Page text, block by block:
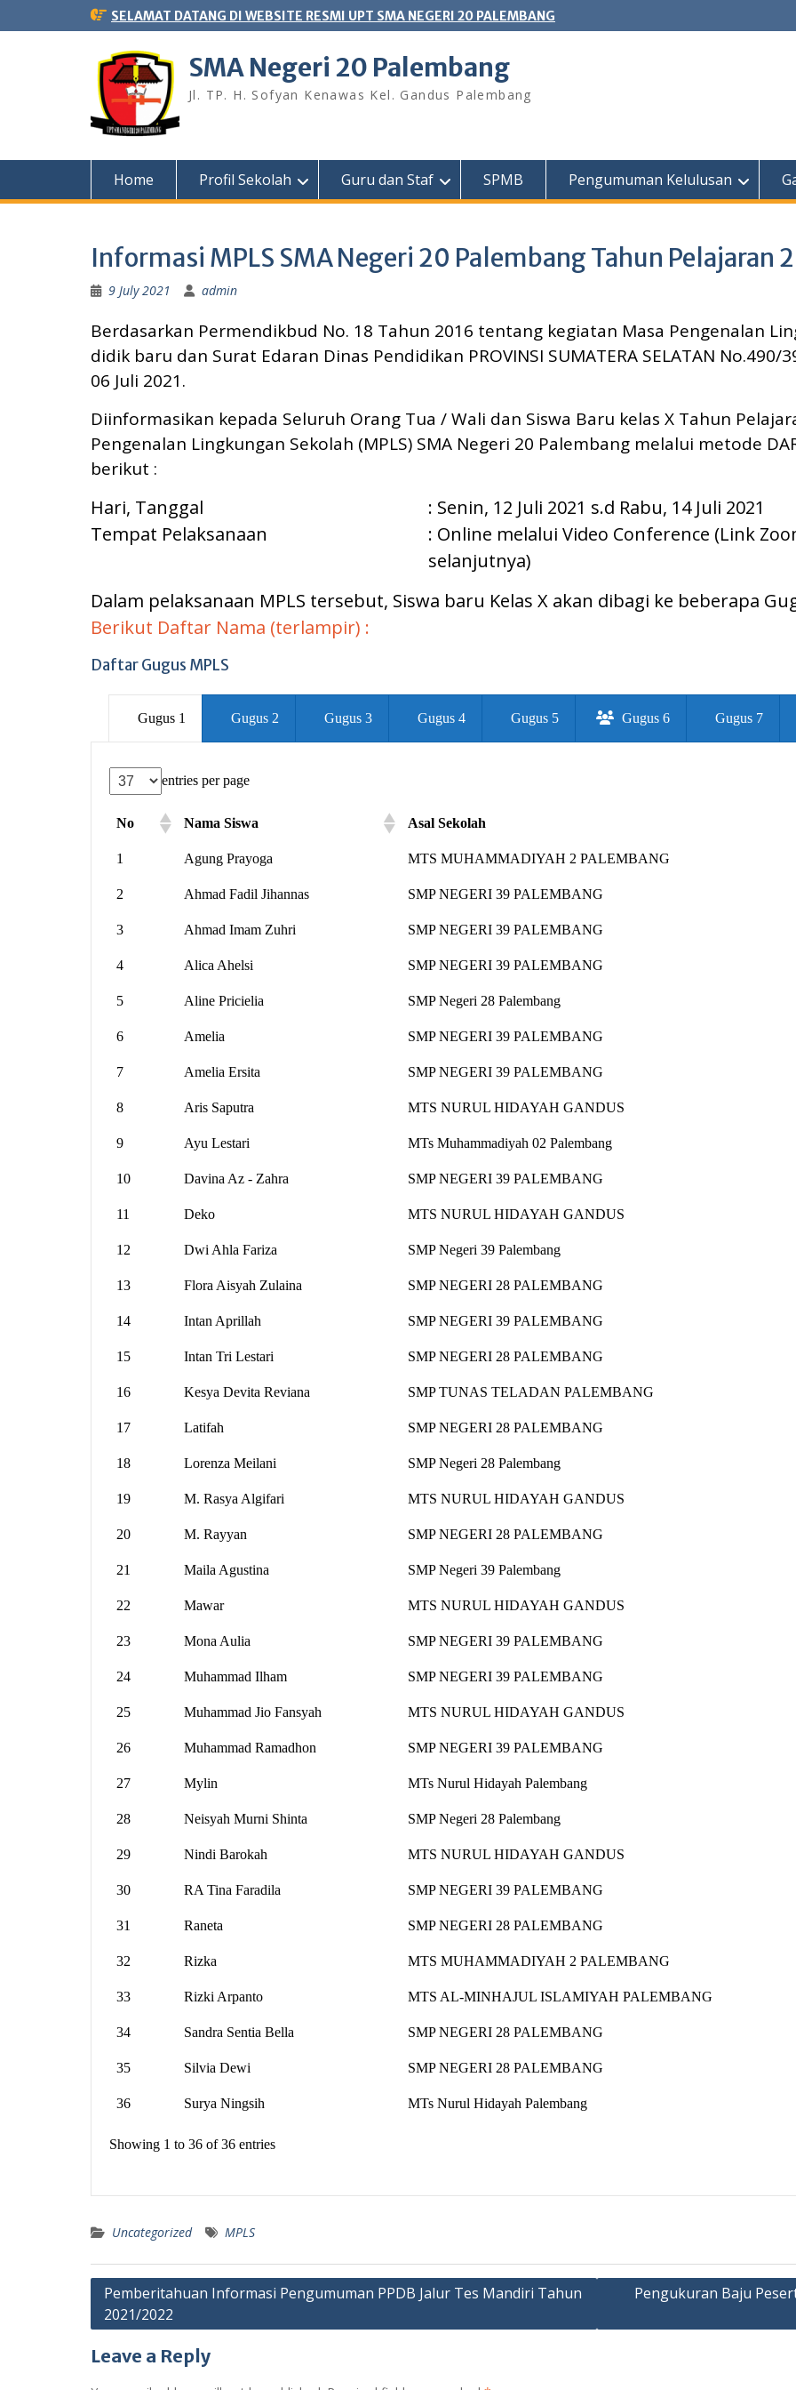
to
SELAMAT DATANG DI WEBSITE RESMI UPT SMA NEGERI 20 PALEMBANG
SMA Negeri 20 Palembang
Jl. TP. H. Sofyan Kenawas Kel. Gandus Palembang
Home Profil Sekolah Guru dan Staf SPMB Pengumuman Kelulusan
Informasi MPLS SMA Negeri 20 Palembang Tahun Pelajaran
9 July 2021 admin
Berdasarkan Permendikbud No. 18 Tahun 2016 tentang kegiatan Masa Pengenalan
didik baru dan Surat Edaran Dinas Pendidikan PROVINSI SUMATERA SELATAN
06 Juli 2021.
Diinformasikan kepada Seluruh Orang Tua / Wali dan Siswa Baru kelas X Tahun
Pengenalan Lingkungan Sekolah (MPLS) SMA Negeri 20 Palembang melalui metode
berikut :
Hari, Tanggal
Tempat Pelaksanaan
: Senin, 12 Juli 2021 s.d Rabu, 14 Juli 2021
: Online melalui Video Conference (Link
selanjutnya)
Dalam pelaksanaan MPLS tersebut, Siswa baru Kelas X akan dibagi ke beberapa
Berikut Daftar Nama (terlampir) :
Daftar Gugus MPLS
Gugus 1 Gugus 2 Gugus 3 Gugus 4 Gugus 5 Gugus 6 Gugus 7
entries per page
No Nama Siswa Asal Sekolah
1 Agung Prayoga MTS MUHAMMADIYAH 2 PALEMBANG
2 Ahmad Fadil Jihannas SMP NEGERI 39 PALEMBANG
3 Ahmad Imam Zuhri SMP NEGERI 39 PALEMBANG
4 Alica Ahelsi SMP NEGERI 39 PALEMBANG
5 Aline Pricielia SMP Negeri 28 Palembang
6 Amelia SMP NEGERI 39 PALEMBANG
7 Amelia Ersita SMP NEGERI 39 PALEMBANG
8 Aris Saputra MTS NURUL HIDAYAH GANDUS
9 Ayu Lestari MTs Muhammadiyah 02 Palembang
10 Davina Az - Zahra SMP NEGERI 39 PALEMBANG
11 Deko MTS NURUL HIDAYAH GANDUS
12 Dwi Ahla Fariza SMP Negeri 39 Palembang
13 Flora Aisyah Zulaina SMP NEGERI 28 PALEMBANG
14 Intan Aprillah SMP NEGERI 39 PALEMBANG
15 Intan Tri Lestari SMP NEGERI 28 PALEMBANG
16 Kesya Devita Reviana SMP TUNAS TELADAN PALEMBANG
17 Latifah SMP NEGERI 28 PALEMBANG
18 Lorenza Meilani SMP Negeri 28 Palembang
19 M. Rasya Algifari MTS NURUL HIDAYAH GANDUS
20 M. Rayyan SMP NEGERI 28 PALEMBANG
21 Maila Agustina SMP Negeri 39 Palembang
22 Mawar MTS NURUL HIDAYAH GANDUS
23 Mona Aulia SMP NEGERI 39 PALEMBANG
24 Muhammad Ilham SMP NEGERI 39 PALEMBANG
25 Muhammad Jio Fansyah MTS NURUL HIDAYAH GANDUS
26 Muhammad Ramadhon SMP NEGERI 39 PALEMBANG
27 Mylin MTs Nurul Hidayah Palembang
28 Neisyah Murni Shinta SMP Negeri 28 Palembang
29 Nindi Barokah MTS NURUL HIDAYAH GANDUS
30 RA Tina Faradila SMP NEGERI 39 PALEMBANG
31 Raneta SMP NEGERI 28 PALEMBANG
32 Rizka MTS MUHAMMADIYAH 2 PALEMBANG
33 Rizki Arpanto MTS AL-MINHAJUL ISLAMIYAH PALEMBANG
34 Sandra Sentia Bella SMP NEGERI 28 PALEMBANG
35 Silvia Dewi SMP NEGERI 28 PALEMBANG
36 Surya Ningsih MTs Nurul Hidayah Palembang
Showing 1 to 36 of 36 entries
Uncategorized MPLS
Post
navigation
Pemberitahuan Informasi Pengumuman PPDB Jalur Tes Mandiri Tahun
2021/2022
Pengukuran Baju
Leave a Reply